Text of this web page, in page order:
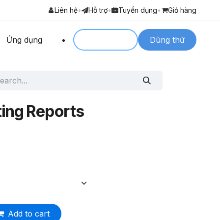
Liên hệ• Hỗ trợ• Tuyển dụng• Giỏ hàng
Ứng dụng Dùng thử
Reports
Add to cart